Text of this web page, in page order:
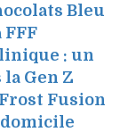
Bleu
FFF
: un
Gen Z
Fusion